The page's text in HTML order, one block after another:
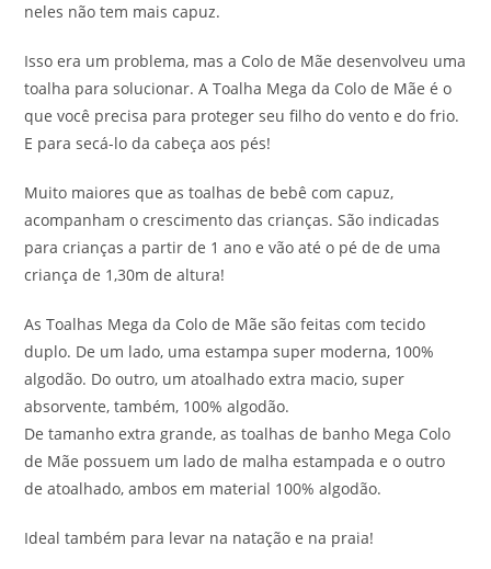
neles não tem mais capuz.
Isso era um problema, mas a Colo de Mãe desenvolveu uma
toalha para solucionar. A Toalha Mega da Colo de Mãe é o
que você precisa para proteger seu filho do vento e do frio.
E para secá-lo da cabeça aos pés!
Muito maiores que as toalhas de bebê com capuz,
acompanham o crescimento das crianças. São indicadas
para crianças a partir de 1 ano e vão até o pé de de uma
criança de 1,30m de altura!
As Toalhas Mega da Colo de Mãe são feitas com tecido
duplo. De um lado, uma estampa super moderna, 100%
algodão. Do outro, um atoalhado extra macio, super
absorvente, também, 100% algodão.
De tamanho extra grande, as toalhas de banho Mega Colo
de Mãe possuem um lado de malha estampada e o outro
de atoalhado, ambos em material 100% algodão.
Ideal também para levar na natação e na praia!